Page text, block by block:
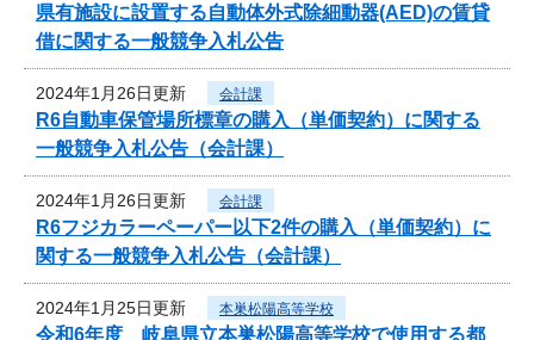
県有施設に設置する自動体外式除細動器(AED)の賃貸
借に関する一般競争入札公告
2024年1月26日更新 会計課
R6自動車保管場所標章の購入（単価契約）に関する
一般競争入札公告（会計課）
2024年1月26日更新 会計課
R6フジカラーペーパー以下2件の購入（単価契約）に
関する一般競争入札公告（会計課）
2024年1月25日更新 本巣松陽高等学校
令和6年度 岐阜県立本巣松陽高等学校で使用する都